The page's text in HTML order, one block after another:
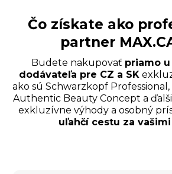
Čo získate ako
partner
Budete nakupovať priamo
dodávateľa pre CZ a SK
ako sú Schwarzkopf Professional,
Authentic Beauty Concept a
exkluzívne výhody a osobný
uľahčí cestu za